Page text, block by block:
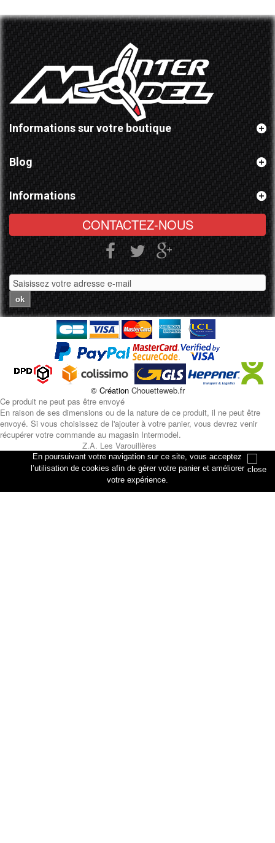
En poursuivant votre navigation sur ce site, vous acceptez
l’utilisation de cookies afin de gérer votre panier et améliorer
votre expérience.
Informations sur votre boutique
Blog
Informations
CONTACTEZ-NOUS
ok
© Création Chouetteweb.fr
Ce produit ne peut pas être envoyé
En raison de ses dimensions ou de la nature de ce produit, il ne peut être
envoyé. Si vous choisissez de l'ajouter à votre panier, vous devrez venir
récupérer votre commande au magasin Intermodel.
Z.A. Les Varouillères
rue des artisans
76330 Petiville
Ajouter au panier